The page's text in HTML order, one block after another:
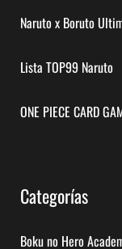
Naruto x Boruto
Lista TOP99 Naruto
ONE PIECE CARD
Categorías
Boku no Hero